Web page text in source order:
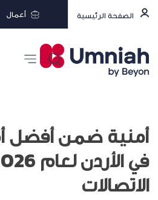
الصفحة الرئيسية أعمال
أمنية ضمن أفضل
الاتصالات